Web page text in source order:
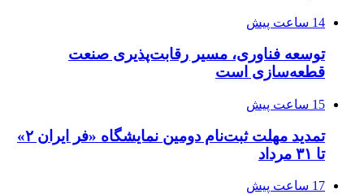
14 ساعت پیش
توسعه فناوری، مسیر رقابت‌پذیری صنعت
قطعه‌سازی است
15 ساعت پیش
تمدید مهلت ثبت‌نام دومین نمایشگاه «فر ایران ۲»
تا ۳۱ مرداد
17 ساعت پیش